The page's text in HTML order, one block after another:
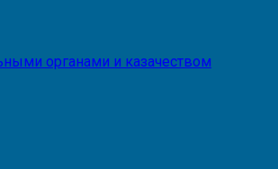
органами и казачеством